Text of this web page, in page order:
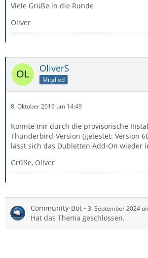
Viele Grüße in die Runde
Oliver
OliverS
Mitglied
8. Oktober 2019 um 14:49
Konnte mir durch die provisorische
Thunderbird-Version (getestet: Version
lässt sich das Dubletten Add-On wieder
Grüße, Oliver
Community-Bot 3. September 2024
Hat das Thema geschlossen.